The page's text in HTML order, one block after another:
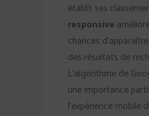
établit ses
responsive
chances
des résultats de
L’algorithme de
une importance
l’expérience mobile